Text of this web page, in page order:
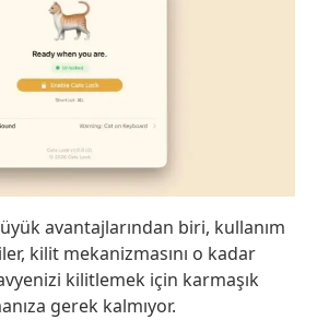
avantajlarından biri, kullanım
kilit mekanizmasını o kadar
kilitlemek için karmaşık
gerek kalmıyor.